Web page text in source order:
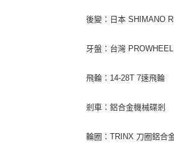
後變：日本 SHIMANO
牙盤：台灣
飛輪：14-28T 7速飛輪
剎車：鋁合金機械碟剎
輪圈：TRINX 刀圈鋁合